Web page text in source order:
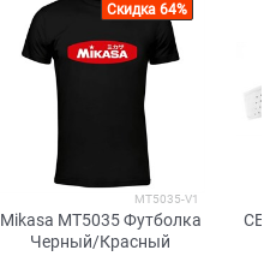
Скидка 64%
MT5035-V1
Mikasa MT5035 Футболка
Черный/Красный